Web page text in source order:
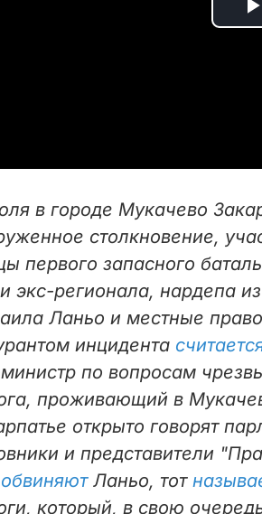
i
в городе Мукачево
столкновение,
первого запасного
экс-регионала, нардепа
Ланьо и местные
инцидента
по вопросам
проживающий в
открыто говорят
и представители
обвиняютЛаньо, тот
который, в свою